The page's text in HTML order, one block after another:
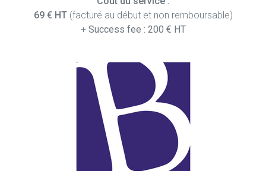
69 € HT(facturé au début et non remboursable)
+ Success fee : 200 € HT